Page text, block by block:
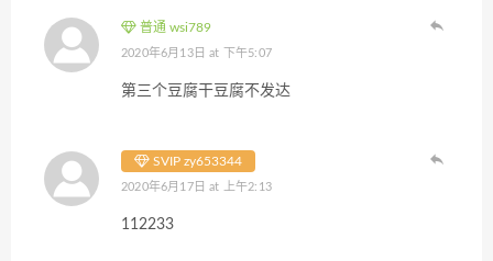
普通 wsi789
2020年6月13日 at 下午5:07
第三个豆腐干豆腐不发达
SVIP zy653344
2020年6月17日 at 上午2:13
112233